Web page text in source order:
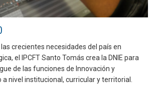
crecientes necesidades del país en
el IPCFT Santo Tomás crea la DNIE para
de las funciones de Innovación y
nivel institucional, curricular y territorial.